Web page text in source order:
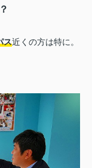
ス近くの方は特に。